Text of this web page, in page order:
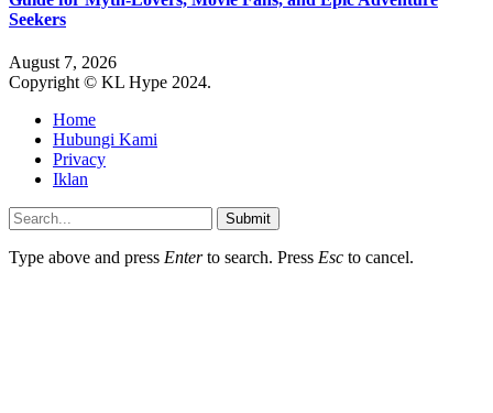
Seekers
August 7, 2026
Copyright © KL Hype 2024.
Home
Hubungi Kami
Privacy
Iklan
Submit
Type above and press Enterto search. Press Esc to cancel.